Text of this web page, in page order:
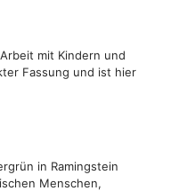
mit Kindern und
Fassung und ist hier
in Ramingstein
Menschen,